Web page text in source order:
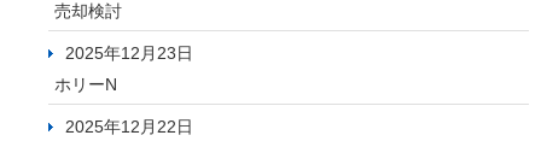
売却検討
2025年12月23日
ホリーN
2025年12月22日